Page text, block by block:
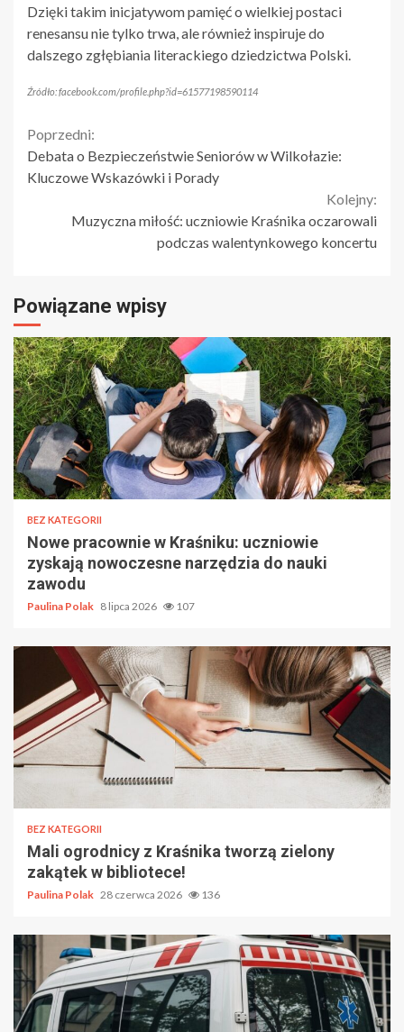
Dzięki takim inicjatywom pamięć o wielkiej postaci
renesansu nie tylko trwa, ale również inspiruje do
dalszego zgłębiania literackiego dziedzictwa Polski.
Źródło: facebook.com/profile.php?id=61577198590114
Continue
Reading
Poprzedni:
Debata o Bezpieczeństwie Seniorów w Wilkołazie:
Kluczowe Wskazówki i Porady
Kolejny:
Muzyczna miłość: uczniowie Kraśnika oczarowali
podczas walentynkowego koncertu
Powiązane wpisy
BEZ KATEGORII
Nowe pracownie w Kraśniku: uczniowie
zyskają nowoczesne narzędzia do nauki
zawodu
Paulina Polak 8 lipca 2026 107
BEZ KATEGORII
Mali ogrodnicy z Kraśnika tworzą zielony
zakątek w bibliotece!
Paulina Polak 28 czerwca 2026 136